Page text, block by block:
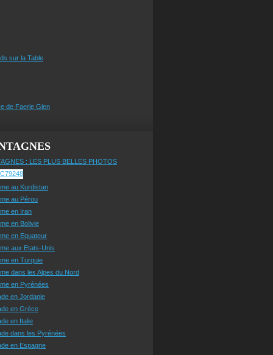
sur la Table
de Faerie Glen
: LES PLUS BELLES PHOTOS
au Kurdistan
au Pérou
en Iran
en Bolivie
en Equateur
aux Etats-Unis
en Turquie
dans les Alpes du Nord
en Pyrénées
en Jordanie
en Grèce
en Italie
dans les Pyrénées
en Espagne